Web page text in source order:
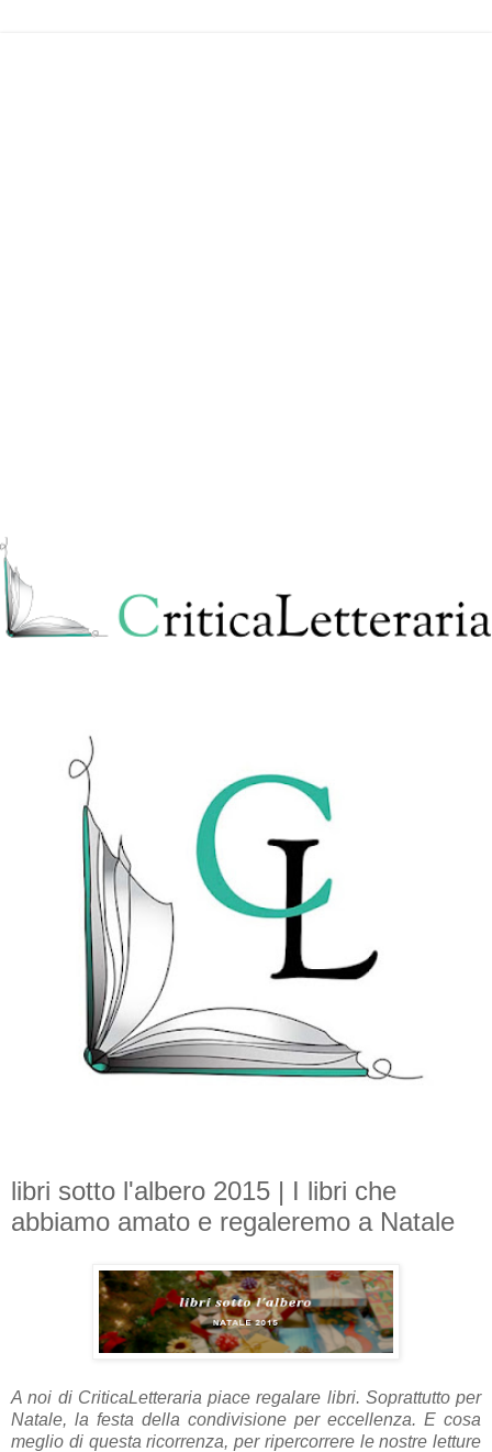
libri sotto l'albero 2015 | I libri che
abbiamo amato e regaleremo a Natale
A noi di CriticaLetteraria piace regalare libri. Soprattutto per
Natale, la festa della condivisione per eccellenza. E cosa
meglio di questa ricorrenza, per ripercorrere le nostre letture